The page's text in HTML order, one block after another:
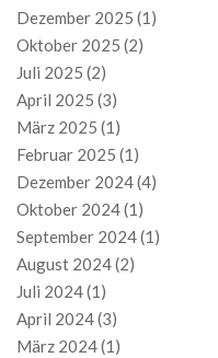
Dezember 2025 (1)
Oktober 2025 (2)
Juli 2025 (2)
April 2025 (3)
März 2025 (1)
Februar 2025 (1)
Dezember 2024(4)
Oktober 2024(1)
September 2024(1)
August 2024(2)
Juli 2024(1)
April 2024(3)
März 2024(1)